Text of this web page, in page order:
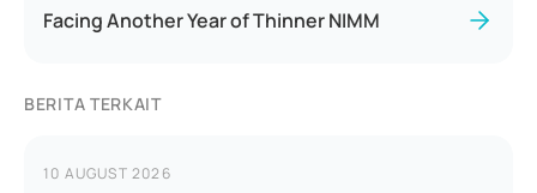
Facing Another Year of Thinner NIMM
BERITA TERKAIT
10 AUGUST 2026